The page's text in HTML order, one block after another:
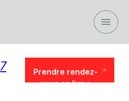
menu
Prendre rendez-
vous en ligne